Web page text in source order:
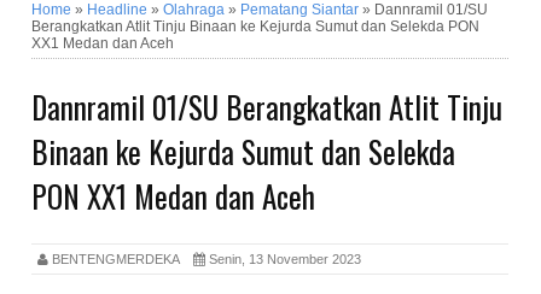
Home » Headline »Olahraga » Pematang Siantar » Dannramil 01/SU
Berangkatkan Atlit Tinju Binaan ke Kejurda Sumut dan Selekda PON
XX1 Medan dan Aceh
Dannramil 01/SU Berangkatkan Atlit Tinju
Binaan ke Kejurda Sumut dan Selekda
PON XX1 Medan dan Aceh
BENTENGMERDEKA Senin, 13 November 2023